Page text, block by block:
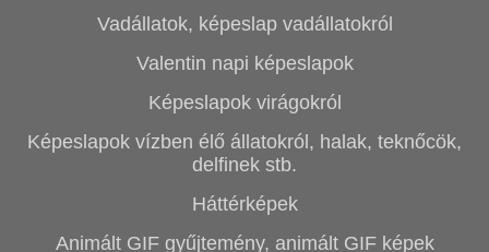
Vadállatok, képeslap vadállatokról
Valentin napi képeslapok
Képeslapok virágokról
Képeslapok vízben élő állatokról, halak, teknőcök,
delfinek stb.
Háttérképek
Animált GIF gyűjtemény, animált GIF képek